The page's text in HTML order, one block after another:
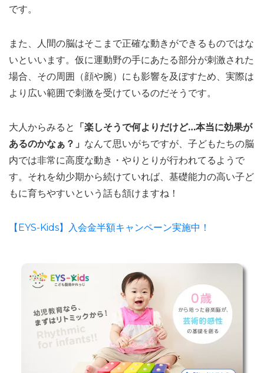
です。
また、人間の脳はそこまで正確な動きができるものではな
いといいます。仮に運動野の手にあたる部分が刺激された
場合、その周囲（顔や腕）にも影響を及ぼすため、実際は
より広い範囲で刺激を受けているのだそうです。
大人からみると
「楽しそうで何よりだけど…本当に効果が
あるのかなぁ？」 なんて思いがちですが、子どもたちの脳
内では非常に高度な動き・やりとりが行われてるようで
す。それを幼少期から続けていれば、基礎能力の高い子ど
もに育ちやすいという話も頷けますね！
【EYS-Kids】入会金半額キャンペーン実施中！